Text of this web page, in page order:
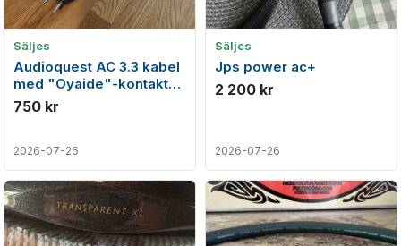
Säljes
Audioquest AC 3.3 kabel
med "Oyaide"-kontakter,
140 cm.
750 kr
2026-07-26
Säljes
Jps power ac+
2 200 kr
2026-07-26